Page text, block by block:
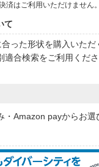
はご利用いただけません。
て
った形状を購入いただ
合検索をご利用くださ
Amazon payからお選